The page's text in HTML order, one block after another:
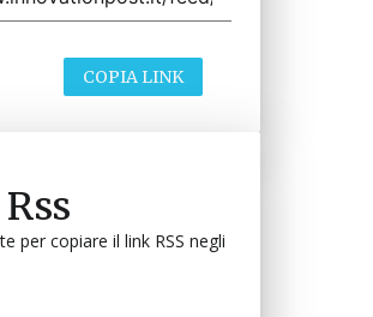
COPIA LINK
per copiare il link RSS negli